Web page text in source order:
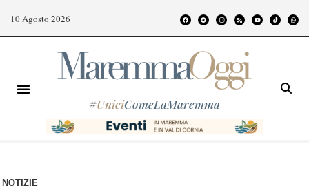
10 Agosto 2026
#UniciComeLaMaremma
NOTIZIE